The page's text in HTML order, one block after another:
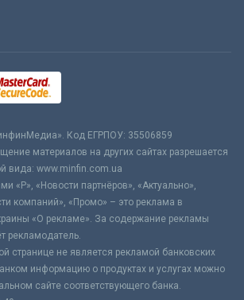
Код ЕГРПОУ: 35506859
материалов на других сайтах разрешается
вида: www.minfin.com.ua
«Р», «Новости партнёров», «Актуально»,
компаний», «Промо» – это реклама в
«О рекламе». За содержание рекламы
рекламодатель.
странице не является рекламой банковских
информацию о продуктах и услугах можно
сайте соответствующего банка.